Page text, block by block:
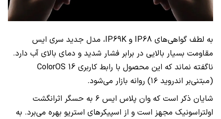
به لطف گواهی‌های IP68 و IP69K، مدل جدید سری ایس
مقاومت بسیار بالایی در برابر فشار شدید و دمای بالای آب دارد.
ناگفته نماند که این محصول با رابط کاربری ColorOS 16
(مبتنی‌بر اندروید ۱۶) روانه بازار می‌شود.
شایان ذکر است که وان پلاس ایس ۶ به حسگر اثرانگشت
اولتراسونیک مجهز است و از اسپیکرهای استریو بهره می‌برد. به